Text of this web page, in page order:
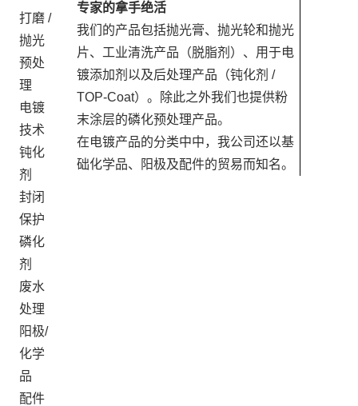
专家的拿手绝活
我们的产品包括抛光膏、抛光轮和抛光
片、工业清洗产品（脱脂剂）、用于电
镀添加剂以及后处理产品（钝化剂 /
TOP-Coat）。除此之外我们也提供粉
末涂层的磷化预处理产品。
在电镀产品的分类中中，我公司还以基
础化学品、阳极及配件的贸易而知名。
打磨 /
抛光
预处
理
电镀
技术
钝化
剂
封闭
保护
磷化
剂
废水
处理
阳极/
化学
品
配件